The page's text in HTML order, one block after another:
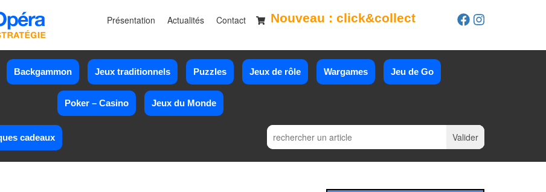
Présentation Actualités Contact Nouveau : click&collect
Backgammon Jeux traditionnels Puzzles Jeux de rôle Wargames Jeu de Go
Poker – Casino Jeux du Monde
cadeaux